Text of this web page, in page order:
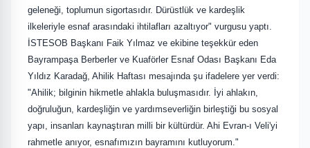
geleneği, toplumun sigortasıdır. Dürüstlük ve kardeşlik
ilkeleriyle esnaf arasındaki ihtilafları azaltıyor" vurgusu yaptı.
İSTESOB Başkanı Faik Yılmaz ve ekibine teşekkür eden
Bayrampaşa Berberler ve Kuaförler Esnaf Odası Başkanı Eda
Yıldız Karadağ, Ahilik Haftası mesajında şu ifadelere yer verdi:
"Ahilik; bilginin hikmetle ahlakla buluşmasıdır. İyi ahlakın,
doğruluğun, kardeşliğin ve yardımseverliğin birleştiği bu sosyal
yapı, insanları kaynaştıran milli bir kültürdür. Ahi Evran-ı Veli'yi
rahmetle anıyor, esnafımızın bayramını kutluyorum."